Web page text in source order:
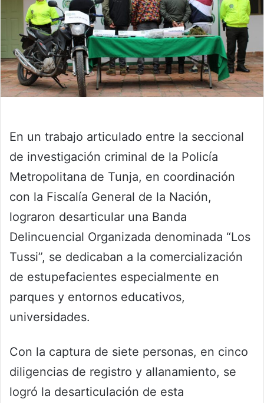
En un trabajo articulado entre la seccional
de investigación criminal de la Policía
Metropolitana de Tunja, en coordinación
con la Fiscalía General de la Nación,
lograron desarticular una Banda
Delincuencial Organizada denominada “Los
Tussi”, se dedicaban a la comercialización
de estupefacientes especialmente en
parques y entornos educativos,
universidades.
Con la captura de siete personas, en cinco
diligencias de registro y allanamiento, se
logró la desarticulación de esta